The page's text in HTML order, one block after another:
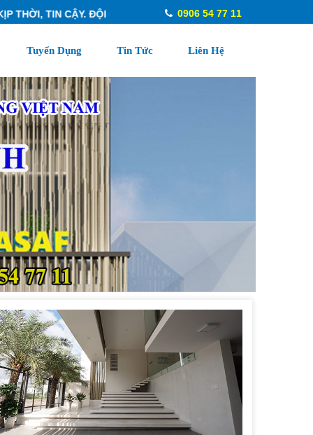
TIN CẬY. ĐỘI NGŨ CHUYÊN NGHIỆP. TƯ VẤN NHIỆT TÌNH.
0906 54 77 11
Tuyển Dụng Tin Tức Liên Hệ